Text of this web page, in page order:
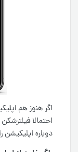
اگر هنوز هم
احتمالا فیلترشکن
دوباره اپلیکیشن